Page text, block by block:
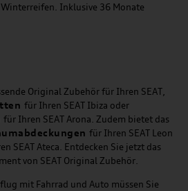
Inklusive 36 Monate
Original Zubehör für Ihren SEAT,
für Ihren SEAT Ibiza oder
für Ihren SEAT Arona. Zudem bietet das
für Ihren SEAT Leon
SEAT Ateca. Entdecken Sie jetzt das
von SEAT Original Zubehör.
mit Fahrrad und Auto müssen Sie